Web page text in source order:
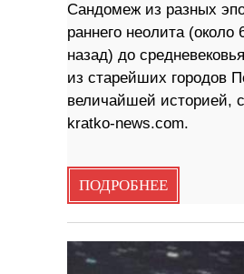
Сандомеж из разных
раннего неолита (около
назад) до
из старейших городов
величайшей историей,
kratko-news.com.
ПОДРОБНЕЕ